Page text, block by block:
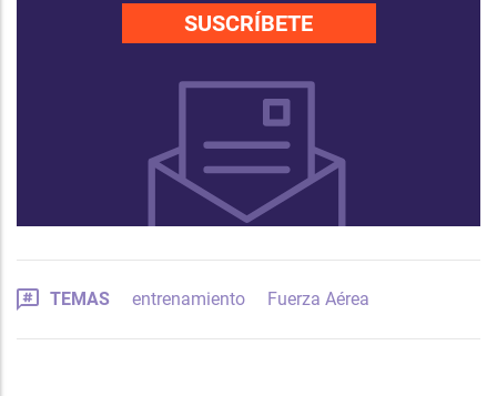
SUSCRÍBETE
TEMAS entrenamiento Fuerza Aérea